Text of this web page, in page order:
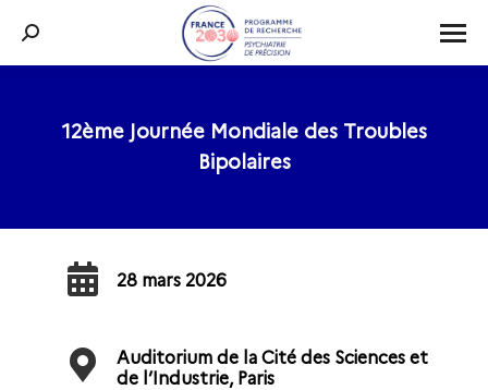
Recherche
:
12ème Journée Mondiale des Troubles
Bipolaires
28 mars 2026
Auditorium de la Cité des Sciences et
de l’Industrie, Paris